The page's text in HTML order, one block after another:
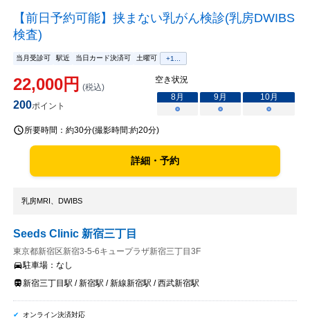
【前日予約可能】挟まない乳がん検診(乳房DWIBS
検査)
当月受診可 駅近 当日カード決済可 土曜可 +1...
22,000円 (税込)
200ポイント
空き状況
8月 9月 10月
○
○ ○
所要時間： 約30分(撮影時間:約20分)
詳細・予約
乳房MRI、DWIBS
Seeds Clinic 新宿三丁目
東京都新宿区新宿3-5-6キュープラザ新宿三丁目3F
駐車場： なし
新宿三丁目駅 / 新宿駅 / 新線新宿駅 / 西武新宿駅
オンライン決済対応